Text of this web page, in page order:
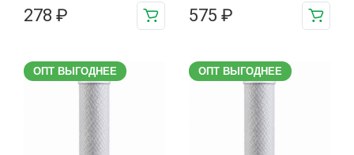
278 ₽ 575 ₽
ОПТ ВЫГОДНЕЕ ОПТ ВЫГОДНЕЕ